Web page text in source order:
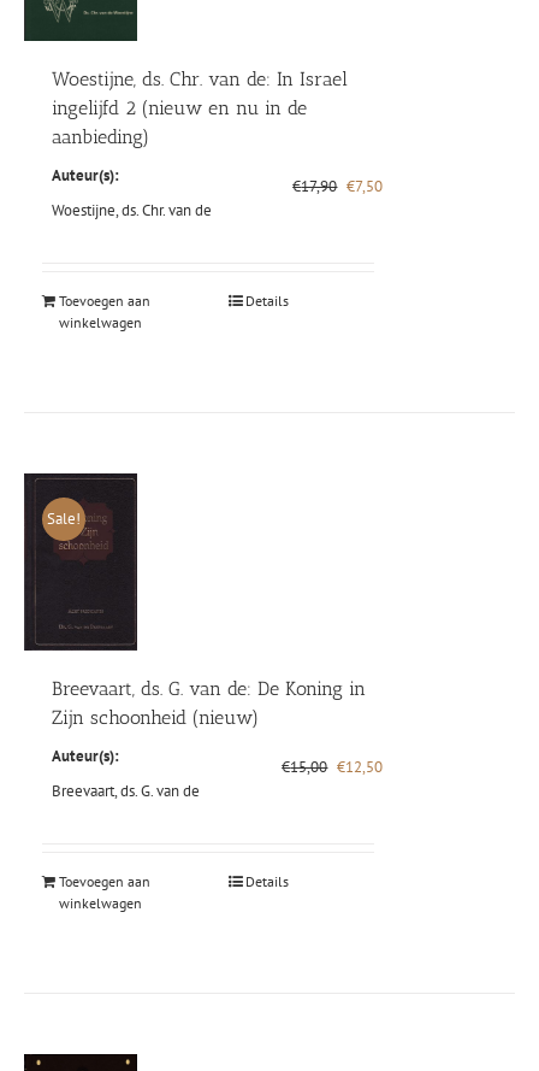
Woestijne, ds. Chr. van de: In Israel
ingelijfd 2 (nieuw en nu in de
aanbieding)
Auteur(s):
Woestijne, ds. Chr. van de
€17,90 Oorspronkelijke
€7,50Huidige
Toevoegen aan
winkelwagen
Details
Sale!
Breevaart, ds. G. van de: De Koning in
Zijn schoonheid (nieuw)
Auteur(s):
Breevaart, ds. G. van de
€15,00 Oorspronkelijke
€12,50Huidige
Toevoegen aan
winkelwagen
Details